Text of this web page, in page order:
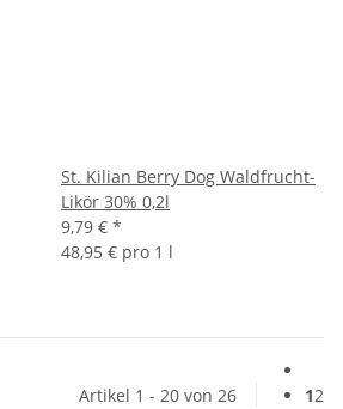
St. Kilian Berry Dog Waldfrucht-
Likör 30% 0,2l
9,79 € *
48,95 € pro 1 l
Artikel 1 - 20 von 26 12